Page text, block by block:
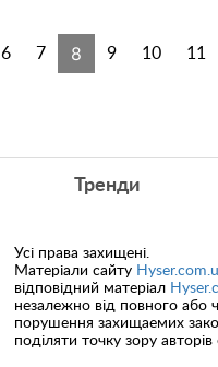
6 7 8 9 10 11
Тренди
Усі права захищені.
Матеріали сайту
відповідний матеріал
незалежно від повного або
порушення захищаемих
поділяти точку зору